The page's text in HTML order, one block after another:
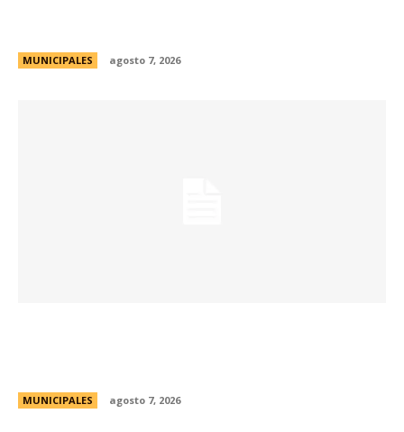
MUNICIPALES agosto 7, 2026
MUNICIPALES agosto 7, 2026